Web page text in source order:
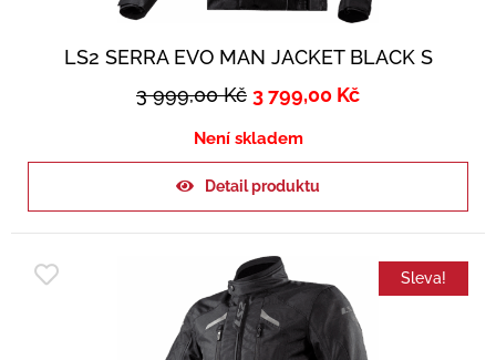
LS2 SERRA EVO MAN JACKET BLACK S
3 999,00Kč 3 799,00 Kč
Není skladem
Detail produktu
Sleva!